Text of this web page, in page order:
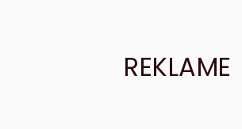
REKLAME